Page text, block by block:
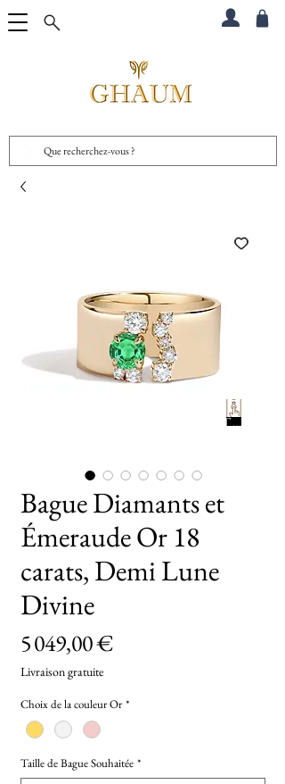
Bague Diamants et
Émeraude Or 18
carats, Demi Lune
Divine
5 049,00 €Prix
Livraison gratuite
Choix de la couleur Or *
Taille de Bague Souhaitée *
TryOn